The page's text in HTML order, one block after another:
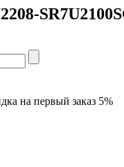
на первый заказ 5%